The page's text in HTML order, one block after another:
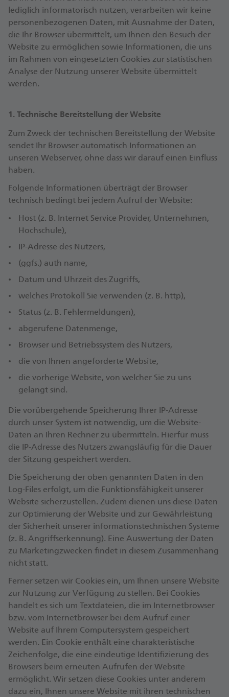
lediglich informatorisch nutzen, verarbeiten wir keine
personenbezogenen Daten, mit Ausnahme der Daten,
die Ihr Browser übermittelt, um Ihnen den Besuch der
Website zu ermöglichen sowie Informationen, die uns
im Rahmen von eingesetzten Cookies zur statistischen
Analyse der Nutzung unserer Website übermittelt
werden.
1. Technische Bereitstellung der Website
Zum Zweck der technischen Bereitstellung der Website
sendet Ihr Browser automatisch Informationen an
unseren Webserver, ohne dass wir darauf einen Einfluss
haben.
Folgende Informationen überträgt der Browser
technisch bedingt bei jedem Aufruf der Website:
Host (z. B. Internet Service Provider, Unternehmen,
Hochschule),
IP-Adresse des Nutzers,
(ggfs.) auth name,
Datum und Uhrzeit des Zugriffs,
welches Protokoll Sie verwenden (z. B. http),
Status (z. B. Fehlermeldungen),
abgerufene Datenmenge,
Browser und Betriebssystem des Nutzers,
die von Ihnen angeforderte Website,
die vorherige Website, von welcher Sie zu uns
gelangt sind.
Die vorübergehende Speicherung Ihrer IP-Adresse
durch unser System ist notwendig, um die Website-
Daten an Ihren Rechner zu übermitteln. Hierfür muss
die IP-Adresse des Nutzers zwangsläufig für die Dauer
der Sitzung gespeichert werden.
Die Speicherung der oben genannten Daten in den
Log-Files erfolgt, um die Funktionsfähigkeit unserer
Website sicherzustellen. Zudem dienen uns diese Daten
zur Optimierung der Website und zur Gewährleistung
der Sicherheit unserer informationstechnischen Systeme
(z. B. Angriffserkennung). Eine Auswertung der Daten
zu Marketingzwecken findet in diesem Zusammenhang
nicht statt.
Ferner setzen wir Cookies ein, um Ihnen unsere Website
zur Nutzung zur Verfügung zu stellen. Bei Cookies
handelt es sich um Textdateien, die im Internetbrowser
bzw. vom Internetbrowser bei dem Aufruf einer
Website auf Ihrem Computersystem gespeichert
werden. Ein Cookie enthält eine charakteristische
Zeichenfolge, die eine eindeutige Identifizierung des
Browsers beim erneuten Aufrufen der Website
ermöglicht. Wir setzen diese Cookies unter anderem
dazu ein, Ihnen unsere Website mit ihren technischen